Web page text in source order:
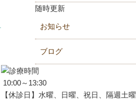
随時更新
お知らせ
ブログ
10:00～13:30
【休診日】水曜、日曜、祝日、隔週土曜